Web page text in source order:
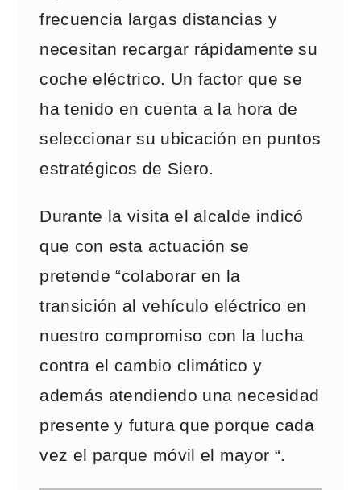
frecuencia largas distancias y
necesitan recargar rápidamente su
coche eléctrico. Un factor que se
ha tenido en cuenta a la hora de
seleccionar su ubicación en puntos
estratégicos de Siero.
Durante la visita el alcalde indicó
que con esta actuación se
pretende “colaborar en la
transición al vehículo eléctrico en
nuestro compromiso con la lucha
contra el cambio climático y
además atendiendo una necesidad
presente y futura que porque cada
vez el parque móvil el mayor “.